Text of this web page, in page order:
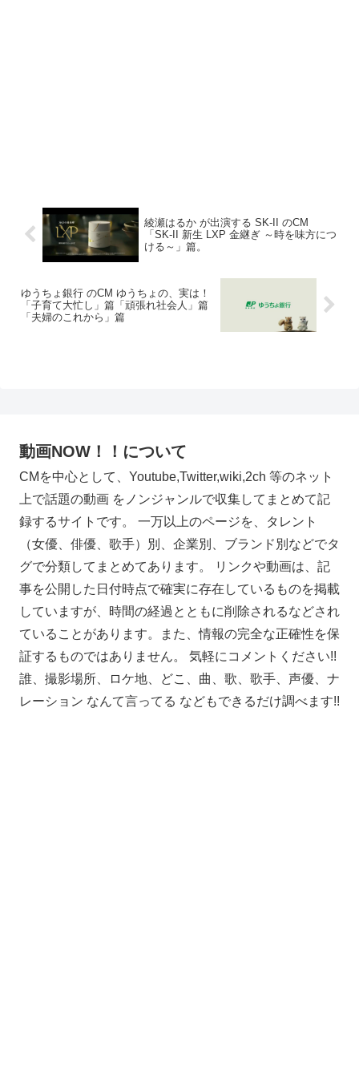
綾瀬はるか が出演する SK-II のCM
「SK-II 新生 LXP 金継ぎ ～時を味方につ
ける～」篇。
ゆうちょ銀行 のCM ゆうちょの、実は！
「子育て大忙し」篇「頑張れ社会人」篇
「夫婦のこれから」篇
動画NOW！！について
CMを中心として、Youtube,Twitter,wiki,2ch 等のネット
上で話題の動画 をノンジャンルで収集してまとめて記
録するサイトです。 一万以上のページを、タレント
（女優、俳優、歌手）別、企業別、ブランド別などでタ
グで分類してまとめてあります。 リンクや動画は、記
事を公開した日付時点で確実に存在しているものを掲載
していますが、時間の経過とともに削除されるなどされ
ていることがあります。また、情報の完全な正確性を保
証するものではありません。 気軽にコメントください!!
誰、撮影場所、ロケ地、どこ、曲、歌、歌手、声優、ナ
レーション なんて言ってる などもできるだけ調べます!!